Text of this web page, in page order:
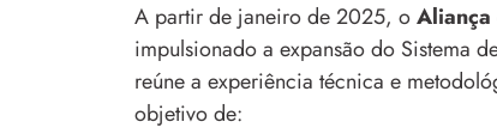
A partir de janeiro de 2025, o
impulsionado a expansão do Sistema
reúne a experiência técnica e
objetivo de: